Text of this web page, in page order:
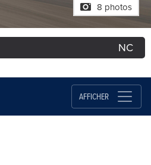
8 photos
NC
AFFICHER